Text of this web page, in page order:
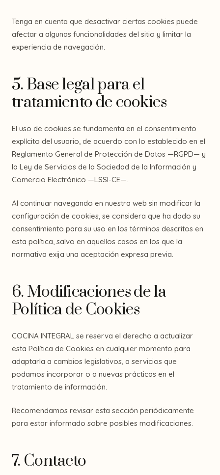
Tenga en cuenta que desactivar ciertas cookies puede
afectar a algunas funcionalidades del sitio y limitar la
experiencia de navegación.
5. Base legal para el
tratamiento de cookies
El uso de cookies se fundamenta en el consentimiento
explícito del usuario, de acuerdo con lo establecido en el
Reglamento General de Protección de Datos —RGPD— y
la Ley de Servicios de la Sociedad de la Información y
Comercio Electrónico —LSSI-CE—.
Al continuar navegando en nuestra web sin modificar la
configuración de cookies, se considera que ha dado su
consentimiento para su uso en los términos descritos en
esta política, salvo en aquellos casos en los que la
normativa exija una aceptación expresa previa.
6. Modificaciones de la
Política de Cookies
COCINA INTEGRAL se reserva el derecho a actualizar
esta Política de Cookies en cualquier momento para
adaptarla a cambios legislativos, a servicios que
podamos incorporar o a nuevas prácticas en el
tratamiento de información.
Recomendamos revisar esta sección periódicamente
para estar informado sobre posibles modificaciones.
7. Contacto